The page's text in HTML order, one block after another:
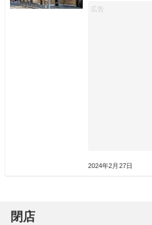
2024年2月27日
閉店